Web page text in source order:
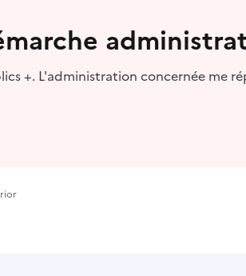
+. L'administration concernée me